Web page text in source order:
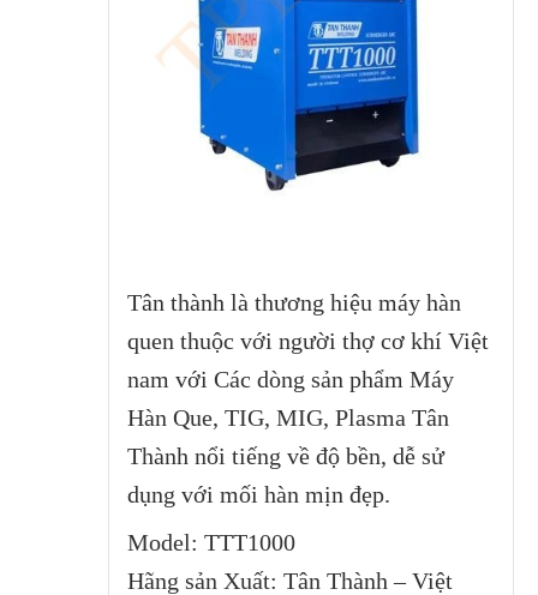
Tân thành là thương hiệu máy hàn
quen thuộc với người thợ cơ khí Việt
nam với Các dòng sản phẩm Máy
Hàn Que, TIG, MIG, Plasma Tân
Thành nổi tiếng về độ bền, dễ sử
dụng với mối hàn mịn đẹp.
Model: TTT1000
Hãng sản Xuất: Tân Thành – Việt